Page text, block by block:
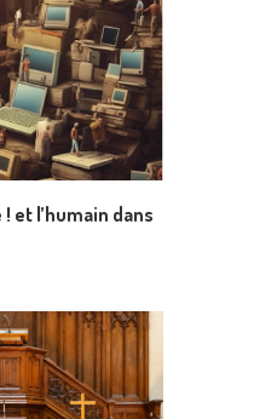
et l’humain dans